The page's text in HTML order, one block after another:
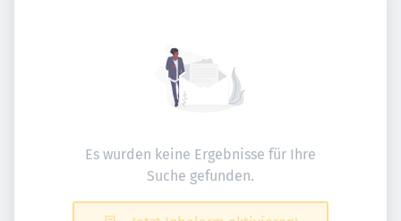
Es wurden keine Ergebnisse für Ihre
Suche gefunden.